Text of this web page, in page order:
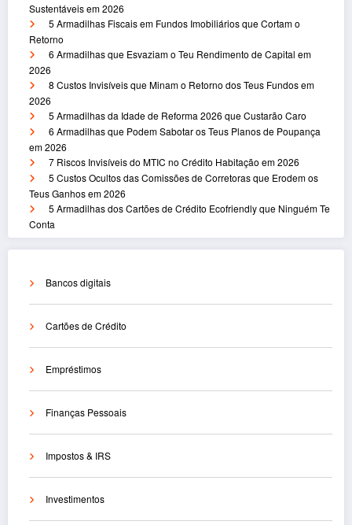
Sustentáveis em 2026
5 Armadilhas Fiscais em Fundos Imobiliários que Cortam o
Retorno
6 Armadilhas que Esvaziam o Teu Rendimento de Capital em
2026
8 Custos Invisíveis que Minam o Retorno dos Teus Fundos em
2026
5 Armadilhas da Idade de Reforma 2026 que Custarão Caro
6 Armadilhas que Podem Sabotar os Teus Planos de Poupança
em 2026
7 Riscos Invisíveis do MTIC no Crédito Habitação em 2026
5 Custos Ocultos das Comissões de Corretoras que Erodem os
Teus Ganhos em 2026
5 Armadilhas dos Cartões de Crédito Ecofriendly que Ninguém Te
Conta
Bancos digitais
Cartões de Crédito
Empréstimos
Finanças Pessoais
Impostos & IRS
Investimentos